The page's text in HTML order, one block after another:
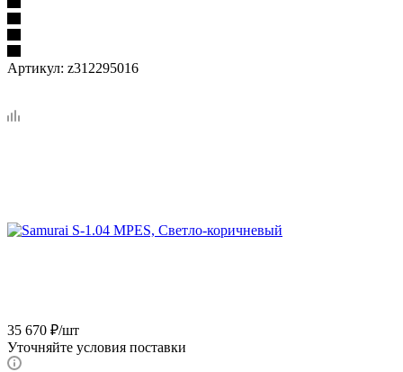
Артикул: z312295016
35 670 ₽/шт
Уточняйте условия поставки